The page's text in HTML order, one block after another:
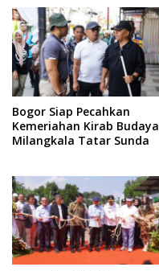
Bogor Siap Pecahkan
Kemeriahan Kirab Budaya
Milangkala Tatar Sunda